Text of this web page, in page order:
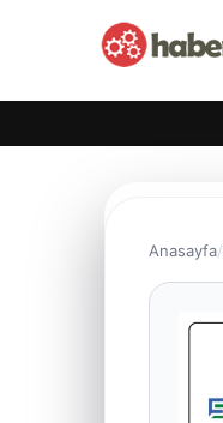
Anasayfa